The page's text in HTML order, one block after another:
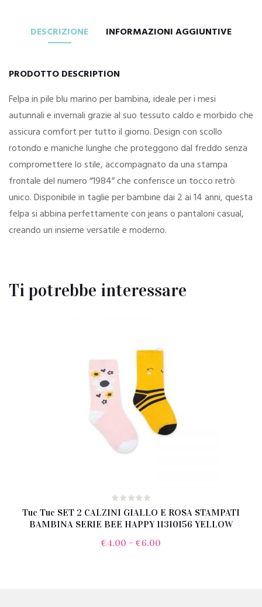
DESCRIZIONE INFORMAZIONI AGGIUNTIVE
PRODOTTO DESCRIPTION
Felpa in pile blu marino per bambina, ideale per i mesi
autunnali e invernali grazie al suo tessuto caldo e morbido che
assicura comfort per tutto il giorno. Design con scollo
rotondo e maniche lunghe che proteggono dal freddo senza
compromettere lo stile, accompagnato da una stampa
frontale del numero “1984” che conferisce un tocco retrò
unico. Disponibile in taglie per bambine dai 2 ai 14 anni, questa
felpa si abbina perfettamente con jeans o pantaloni casual,
creando un insieme versatile e moderno.
Ti potrebbe interessare
Tuc Tuc SET 2 CALZINI GIALLO E ROSA STAMPATI
BAMBINA SERIE BEE HAPPY 11310156 YELLOW
€4.00 – €6.00